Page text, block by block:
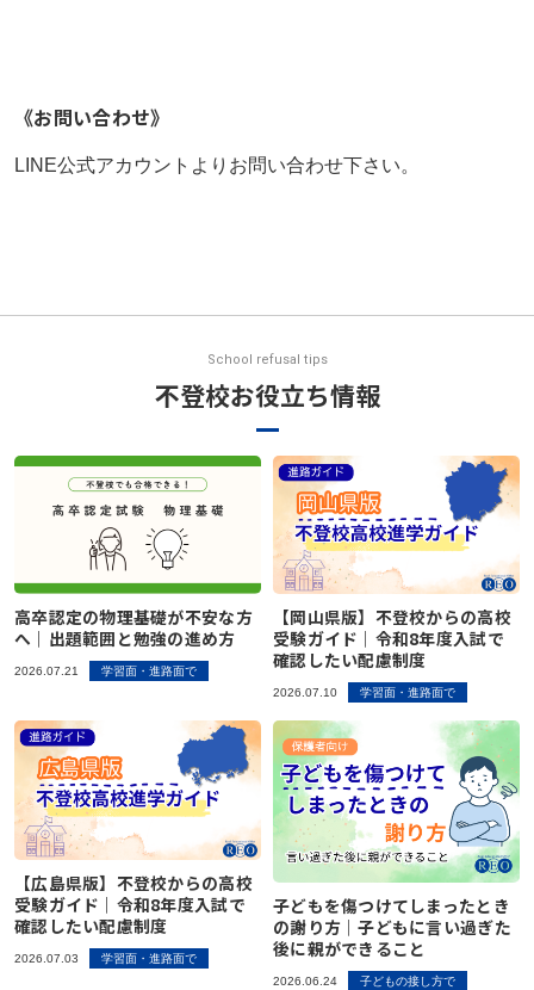
《お問い合わせ》
LINE公式アカウントよりお問い合わせ下さい。
School refusal tips
不登校お役立ち情報
高卒認定の物理基礎が不安な方
へ｜出題範囲と勉強の進め方
2026.07.21 学習面・進路面で
【岡山県版】不登校からの高校
受験ガイド｜令和8年度入試で
確認したい配慮制度
2026.07.10 学習面・進路面で
【広島県版】不登校からの高校
受験ガイド｜令和8年度入試で
確認したい配慮制度
2026.07.03 学習面・進路面で
子どもを傷つけてしまったとき
の謝り方｜子どもに言い過ぎた
後に親ができること
2026.06.24 子どもの接し方で